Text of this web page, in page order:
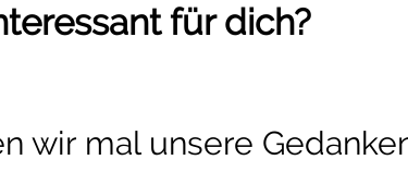
für dich?
wir mal unsere